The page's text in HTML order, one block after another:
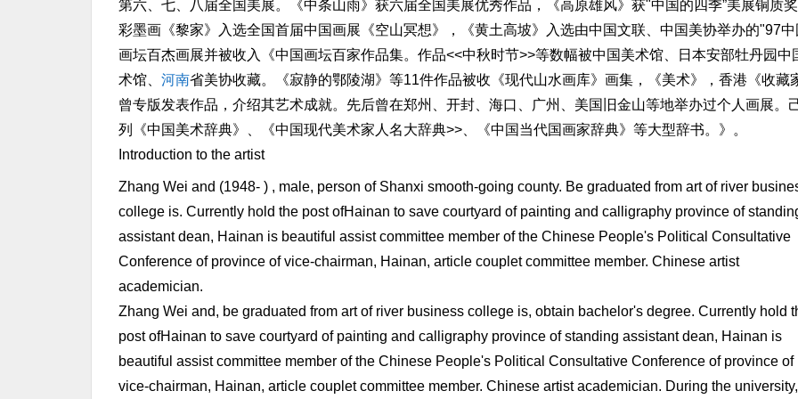
第六、七、八届全国美展。《中条山雨》获六届全国美展优秀作品，《高原雄风》获"中国的四季”美展铜质
彩墨画《黎家》入选全国首届中国画展《空山冥想》，《黄土高坡》入选由中国文联、中国美协举办的"97中
画坛百杰画展并被收入《中国画坛百家作品集。作品<<中秋时节>>等数幅被中国美术馆、日本安部牡丹园中
术馆、 河南省美协收藏。《寂静的鄂陵湖》等11件作品被收《现代山水画库》画集，《美术》，香港《收藏
曾专版发表作品，介绍其艺术成就。先后曾在郑州、开封、海口、广州、美国旧金山等地举办过个人画展。
列《中国美术辞典》、《中国现代美术家人名大辞典>>、《中国当代国画家辞典》等大型辞书。》。
Introduction to the artist
Zhang Wei and (1948- ) , male, person of Shanxi smooth-going county. Be graduated from art of river
college is. Currently hold the post ofHainan to save courtyard of painting and calligraphy province of
assistant dean, Hainan is beautiful assist committee member of the Chinese People's Political Consultative
Conference of province of vice-chairman, Hainan, article couplet committee member. Chinese artist
academician.
Zhang Wei and, be graduated from art of river business college is, obtain bachelor's degree. Currently hold
post ofHainan to save courtyard of painting and calligraphy province of standing assistant dean, Hainan is
beautiful assist committee member of the Chinese People's Political Consultative Conference of province of
vice-chairman, Hainan, article couplet committee member. Chinese artist academician. During the university,